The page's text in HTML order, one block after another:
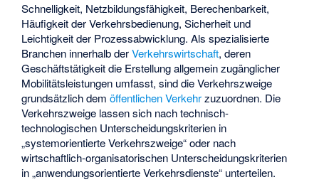
Schnelligkeit, Netzbildungsfähigkeit, Berechenbarkeit,
Häufigkeit der Verkehrsbedienung, Sicherheit und
Leichtigkeit der Prozessabwicklung. Als spezialisierte
Branchen innerhalb derVerkehrswirtschaft, deren
Geschäftstätigkeit die Erstellung allgemein zugänglicher
Mobilitätsleistungen umfasst, sind die Verkehrszweige
grundsätzlich demöffentlichen Verkehrzuzuordnen. Die
Verkehrszweige lassen sich nach technisch-
technologischen Unterscheidungskriterien in
„systemorientierte Verkehrszweige“ oder nach
wirtschaftlich-organisatorischen Unterscheidungskriterien
in „anwendungsorientierte Verkehrsdienste“ unterteilen.